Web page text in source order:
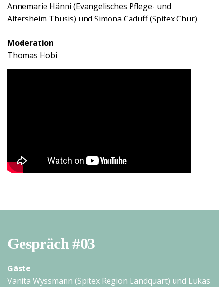
Annemarie Hänni (Evangelisches Pflege- und
Altersheim Thusis) und Simona Caduff (Spitex Chur)
Moderation
Thomas Hobi
Gespräch #03
Gäste
Vanita Wyssmann (Spitex Region Landquart) und Lukas